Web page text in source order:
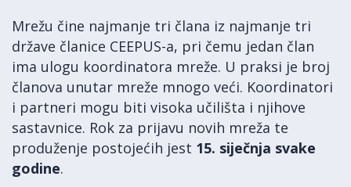
Mrežu čine najmanje tri člana iz najmanje tri
države članice CEEPUS-a, pri čemu jedan član
ima ulogu koordinatora mreže. U praksi je broj
članova unutar mreže mnogo veći. Koordinatori
i partneri mogu biti visoka učilišta i njihove
sastavnice. Rok za prijavu novih mreža te
produženje postojećih jest 15. siječnja svake
godine.